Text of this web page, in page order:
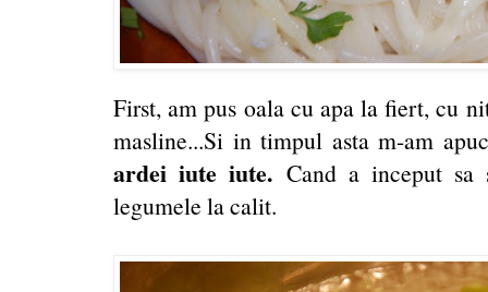
First, am pus oala cu apa la fiert, cu
masline...Si in timpul asta m-am
ardei iute iute. Cand a inceput
legumele la calit.